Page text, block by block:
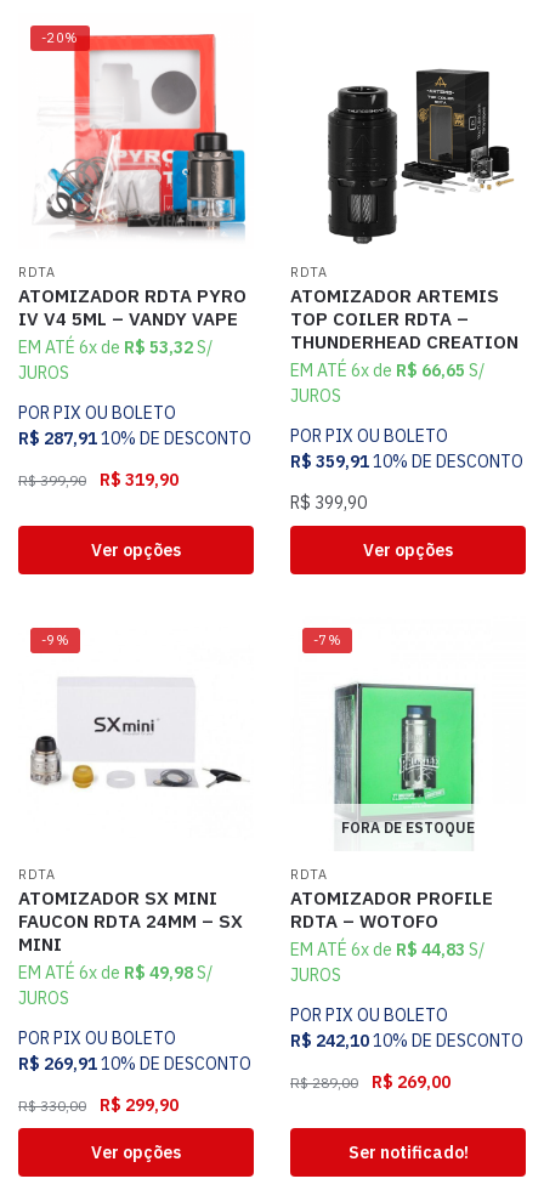
-20%
RDTA
ATOMIZADOR RDTA PYRO
IV V4 5ML – VANDY VAPE
EM ATÉ 6x de R$ 53,32S/
JUROS
POR PIX OU BOLETO
R$ 287,9110% DE DESCONTO
R$399,90 R$ 319,90
Ver opções
RDTA
ATOMIZADOR ARTEMIS
TOP COILER RDTA –
THUNDERHEAD CREATION
EM ATÉ 6x de R$ 66,65 S/
JUROS
POR PIX OU BOLETO
R$ 359,9110% DE DESCONTO
R$ 399,90
Ver opções
-9%
RDTA
ATOMIZADOR SX MINI
FAUCON RDTA 24MM – SX
MINI
EM ATÉ 6x de R$ 49,98S/
JUROS
POR PIX OU BOLETO
R$ 269,9110% DE DESCONTO
R$330,00 R$ 299,90
Ver opções
-7%
FORA DE ESTOQUE
RDTA
ATOMIZADOR PROFILE
RDTA – WOTOFO
EM ATÉ 6x de R$ 44,83 S/
JUROS
POR PIX OU BOLETO
R$ 242,1010% DE DESCONTO
R$289,00 R$ 269,00
Ser notificado!